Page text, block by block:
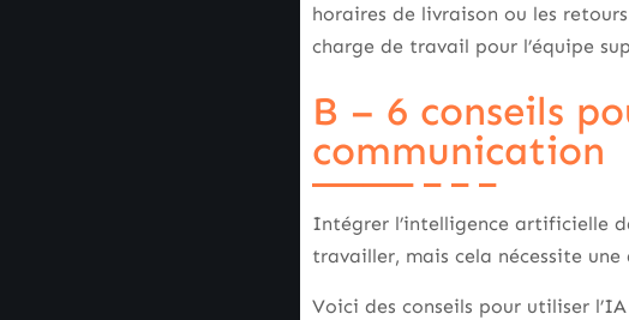
horaires de livraison ou les
charge de travail pour l’équipe
B – 6 conseils
communication
Intégrer l’intelligence artificielle
travailler, mais cela nécessite
Voici des conseils pour utiliser